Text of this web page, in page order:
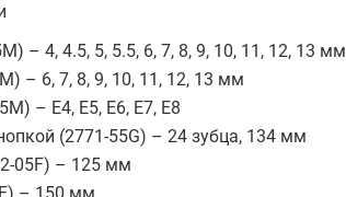
– 4, 4.5, 5, 5.5, 6, 7, 8, 9, 10, 11, 12, 13 мм
– 6, 7, 8, 9, 10, 11, 12, 13 мм
– E4, E5, E6, E7, E8
(2771-55G) – 24 зубца, 134 мм
05F) – 125 мм